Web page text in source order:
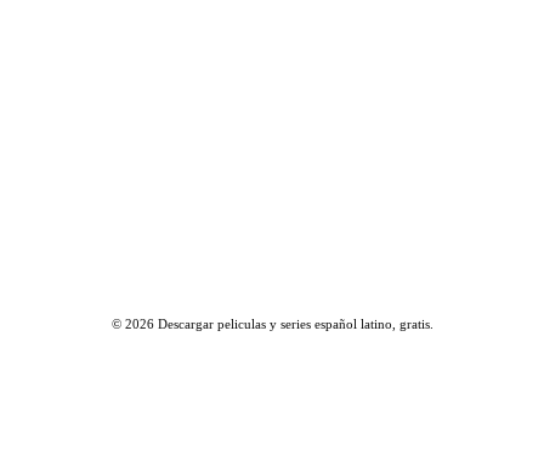
© 2026 Descargar peliculas y series español latino, gratis.